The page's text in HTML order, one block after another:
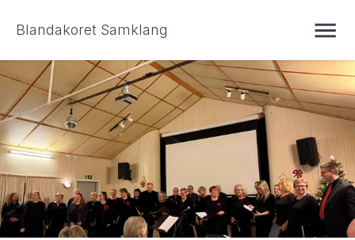
Blandakoret Samklang